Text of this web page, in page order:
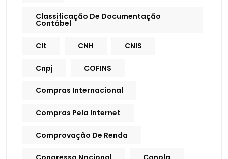
Classificação De Documentação
Contábel
Clt CNH CNIS
Cnpj COFINS
Compras Internacional
Compras Pela Internet
Comprovação De Renda